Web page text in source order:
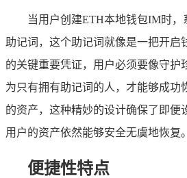
当用户创建ETH本地钱包IM时
助记词，这个助记词就像是一把开启
的关键重要凭证，用户必须要像守护
为只有拥有助记词的人，才能够成功
的资产，这种精妙的设计确保了即便
用户的资产依然能够安全无虞地恢复。
便捷性特点